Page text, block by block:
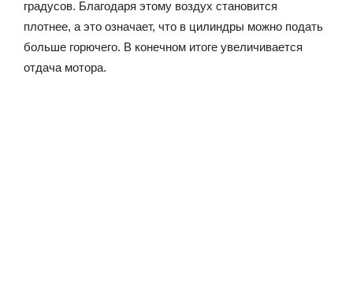
градусов. Благодаря этому воздух становится
плотнее, а это означает, что в цилиндры можно подать
больше горючего. В конечном итоге увеличивается
отдача мотора.